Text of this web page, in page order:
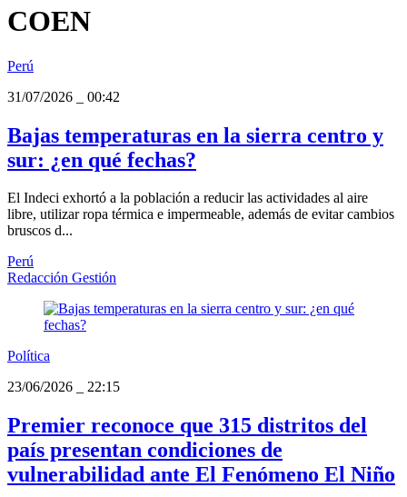
COEN
Perú
31/07/2026
00:42
Bajas temperaturas en la sierra centro y
sur: ¿en qué fechas?
El Indeci exhortó a la población a reducir las actividades al aire
libre, utilizar ropa térmica e impermeable, además de evitar cambios
bruscos d...
Perú
Redacción Gestión
Política
23/06/2026
22:15
Premier reconoce que 315 distritos del
país presentan condiciones de
vulnerabilidad ante El Fenómeno El Niño